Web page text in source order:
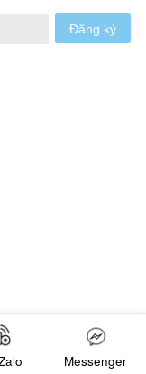
Đăng ký
Messenger